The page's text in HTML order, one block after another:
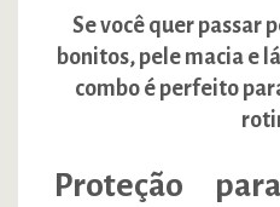
Se você quer passar
bonitos, pele macia e
combo é perfeito
Proteção